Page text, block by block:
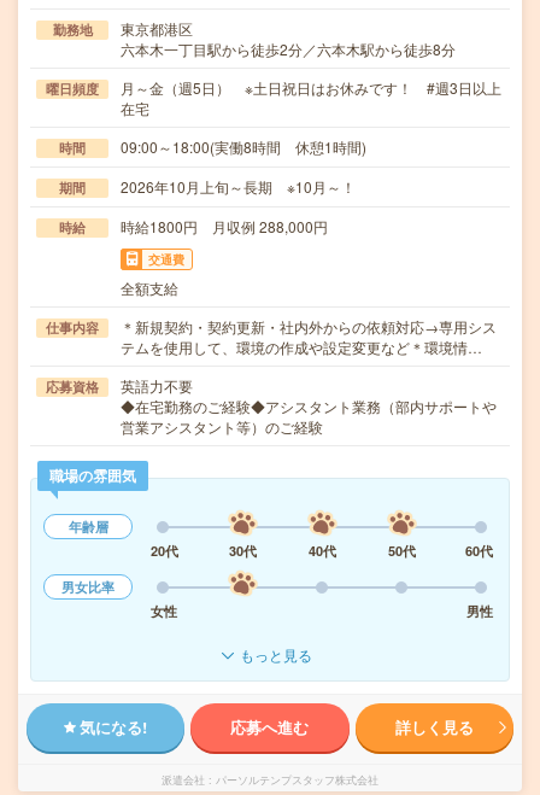
勤務地
東京都港区
六本木一丁目駅から徒歩2分／六本木駅から徒歩8分
曜日頻度
月～金（週5日） ※土日祝日はお休みです！ #週3日以上
在宅
時間 09:00～18:00(実働8時間 休憩1時間)
期間 2026年10月上旬～長期 ※10月～！
時給 時給1800円 月収例 288,000円
交通費
全額支給
仕事内容
＊新規契約・契約更新・社内外からの依頼対応→専用シス
テムを使用して、環境の作成や設定変更など＊環境情…
応募資格
英語力不要
◆在宅勤務のご経験◆アシスタント業務（部内サポートや
営業アシスタント等）のご経験
職場の雰囲気
年齢層
20代
30代 40代 50代
60代
男女比率
女性
男性
もっと見る
気になる! 応募へ進む 詳しく見る
派遣会社 パーソルテンプスタッフ株式会社